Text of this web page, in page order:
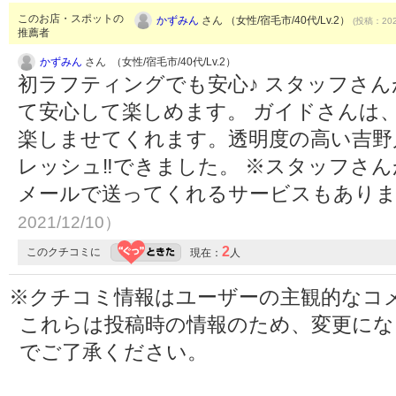
このお店・スポットの
推薦者
かずみん さん （女性/宿毛市/40代/Lv.2） (投稿：
かずみん さん （女性/宿毛市/40代/Lv.2）
初ラフティングでも安心♪ スタッフさ
て安心して楽しめます。 ガイドさんは
楽しませてくれます。透明度の高い吉
レッシュ‼️できました。 ※スタッフさ
メールで送ってくれるサービスもあり
2021/12/10）
このクチコミに 現在： 2 人
※クチコミ情報はユーザーの主観的なコ
これらは投稿時の情報のため、変更に
でご了承ください。